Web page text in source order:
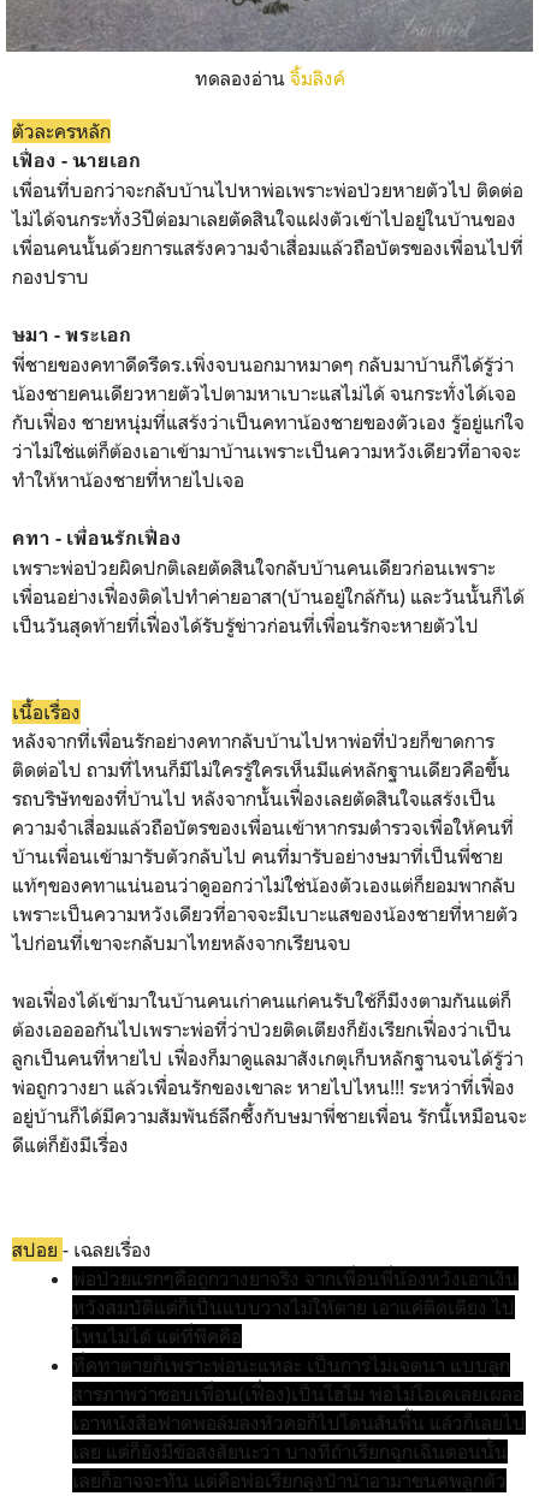
ทดลองอ่าน จิ้มลิงค์
ตัวละครหลัก
เฟื่อง - นายเอก
เพื่อนที่บอกว่าจะกลับบ้านไปหาพ่อเพราะพ่อป่วยหายตัวไป ติดต่อ
ไม่ได้จนกระทั่ง3ปีต่อมาเลยตัดสินใจแฝงตัวเข้าไปอยู่ในบ้านของ
เพื่อนคนนั้นด้วยการแสร้งความจำเสื่อมแล้วถือบัตรของเพื่อนไปที่
กองปราบ
ษมา - พระเอก
พี่ชายของคทาดีดรีดร.เพิ่งจบนอกมาหมาดๆ กลับมาบ้านก็ได้รู้ว่า
น้องชายคนเดียวหายตัวไปตามหาเบาะแสไม่ได้ จนกระทั่งได้เจอ
กับเฟื่อง ชายหนุ่มที่แสร้งว่าเป็นคทาน้องชายของตัวเอง รู้อยู่แก่ใจ
ว่าไม่ใช่แต่ก็ต้องเอาเข้ามาบ้านเพราะเป็นความหวังเดียวที่อาจจะ
ทำให้หาน้องชายที่หายไปเจอ
คทา - เพื่อนรักเฟื่อง
เพราะพ่อป่วยผิดปกติเลยตัดสินใจกลับบ้านคนเดียวก่อนเพราะ
เพื่อนอย่างเฟื่องติดไปทำค่ายอาสา(บ้านอยู่ใกล้กัน) และวันนั้นก็ได้
เป็นวันสุดท้ายที่เฟื่องได้รับรู้ข่าวก่อนที่เพื่อนรักจะหายตัวไป
เนื้อเรื่อง
หลังจากที่เพื่อนรักอย่างคทากลับบ้านไปหาพ่อที่ป่วยก็ขาดการ
ติดต่อไป ถามที่ไหนก็มีไม่ใครรู้ใครเห็นมีแค่หลักฐานเดียวคือขึ้น
รถบริษัทของที่บ้านไป หลังจากนั้นเฟื่องเลยตัดสินใจแสร้งเป็น
ความจำเสื่อมแล้วถือบัตรของเพื่อนเข้าหากรมตำรวจเพื่อให้คนที่
บ้านเพื่อนเข้ามารับตัวกลับไป คนที่มารับอย่างษมาที่เป็นพี่ชาย
แท้ๆของคทาแน่นอนว่าดูออกว่าไม่ใช่น้องตัวเองแต่ก็ยอมพากลับ
เพราะเป็นความหวังเดียวที่อาจจะมีเบาะแสของน้องชายที่หายตัว
ไปก่อนที่เขาจะกลับมาไทยหลังจากเรียนจบ
พอเฟื่องได้เข้ามาในบ้านคนเก่าคนแก่คนรับใช้ก็มีงงตามกันแต่ก็
ต้องเออออกันไปเพราะพ่อที่ว่าป่วยติดเตียงก็ยังเรียกเฟื่องว่าเป็น
ลูกเป็นคนที่หายไป เฟื่องก็มาดูแลมาสังเกตุเก็บหลักฐานจนได้รู้ว่า
พ่อถูกวางยา แล้วเพื่อนรักของเขาละ หายไปไหน!!! ระหว่าที่เฟื่อง
อยู่บ้านก็ได้มีความสัมพันธ์ลึกซึ้งกับษมาพี่ชายเพื่อน รักนี้เหมือนจะ
ดีแต่ก็ยังมีเรื่อง
สปอย - เฉลยเรื่อง
พ่อป่วยแรกๆคือถูกวางยาจริง จากเพื่อนพี่น้องหวังเอาเงิน
หวังสมบัติแต่ก็เป็นแบบวางไม่ให้ตาย เอาแค่ติดเตียง ไป
ไหนไม่ได้ แต่ที่พีคคือ
ที่คทาตายก็เพราะพ่อนะแหละ เป็นการไม่เจตนา แบบลูก
สารภาพว่าชอบเพื่อน(เฟื่อง)เป็นโฮโม พ่อไม่โอเคเลยเผลอ
เอาหนังสือฟาดพอล้มลงหัวคอก็ไปโดนสันพื้น แล้วก็เลยไป
เลย แต่ก็ยังมีข้อสงสัยนะว่า บางทีถ้าเรียกฉุกเฉินตอนนั้น
เลยก็อาจจะทัน แต่คือพ่อเรียกลุงป้าน้าอามาขนศพลูกตัว